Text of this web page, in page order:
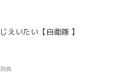
じえいたい【自衛隊 】
辞典